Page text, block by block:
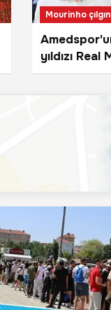
Mourinho
yıldızı Real
karıştırdı!